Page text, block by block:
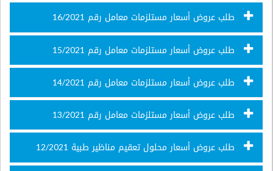
طلب عروض أسعار مستلزمات معامل رقم 16/2021
طلب عروض أسعار مستلزمات معامل رقم 15/2021
طلب عروض أسعار مستلزمات معامل رقم 14/2021
طلب عروض أسعار مستلزمات معامل رقم 13/2021
طلب عروض أسعار محلول تعقيم مناظير طبية 12/2021